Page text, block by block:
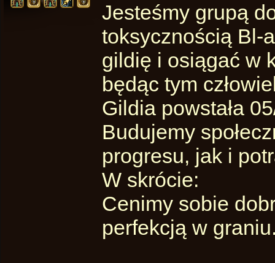
Jesteśmy grupą
toksycznością Bl-
gildię i osiągać w
będąc tym
Gildia powstała
Budujemy
progresu, jak i
W skrócie:
Cenimy sobie
perfekcją w